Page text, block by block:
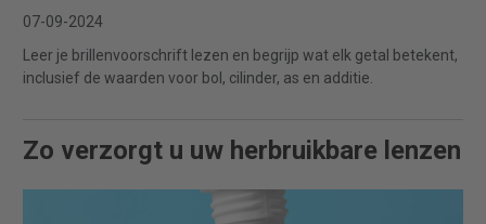
07-09-2024
Leer je brillenvoorschrift lezen en begrijp wat elk getal betekent,
inclusief de waarden voor bol, cilinder, as en additie.
Zo verzorgt u uw herbruikbare lenzen